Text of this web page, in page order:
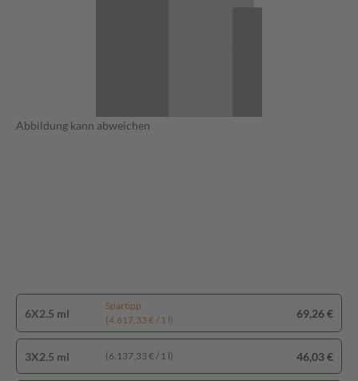
Abbildung kann abweichen
6X2.5 ml
Spartipp
(4.617,33 € / 1 l)
69,26 €
3X2.5 ml (6.137,33 € / 1 l) 46,03 €